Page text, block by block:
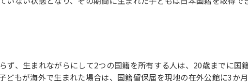
ず、生まれながらにして2つの国籍を所有する人は、20歳までに国
どもが海外で生まれた場合は、国籍留保届を現地の在外公館に3か